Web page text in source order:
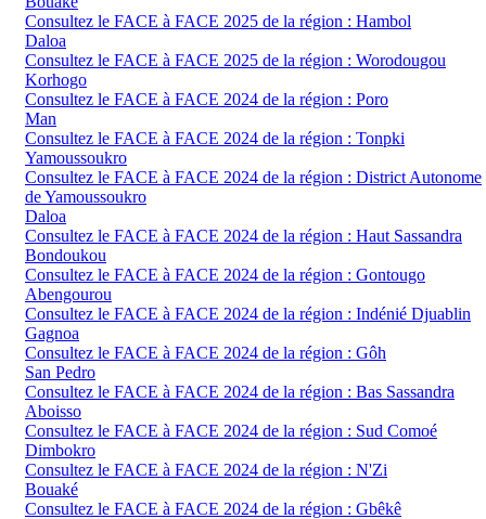
Consultez le FACE à FACE 2025 de la région : Hambol
Daloa
Consultez le FACE à FACE 2025 de la région : Worodougou
Korhogo
Consultez le FACE à FACE 2024 de la région : Poro
Man
Consultez le FACE à FACE 2024 de la région : Tonpki
Yamoussoukro
Consultez le FACE à FACE 2024 de la région : District Autonome
de Yamoussoukro
Daloa
Consultez le FACE à FACE 2024 de la région : Haut Sassandra
Bondoukou
Consultez le FACE à FACE 2024 de la région : Gontougo
Abengourou
Consultez le FACE à FACE 2024 de la région : Indénié Djuablin
Gagnoa
Consultez le FACE à FACE 2024 de la région : Gôh
San Pedro
Consultez le FACE à FACE 2024 de la région : Bas Sassandra
Aboisso
Consultez le FACE à FACE 2024 de la région : Sud Comoé
Dimbokro
Consultez le FACE à FACE 2024 de la région : N'Zi
Bouaké
Consultez le FACE à FACE 2024 de la région : Gbêkê